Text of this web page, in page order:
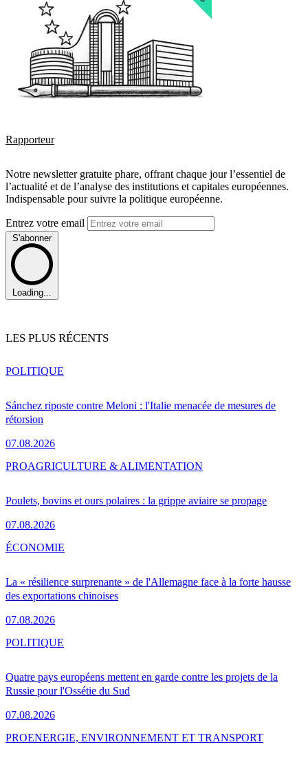
Rapporteur
Notre newsletter gratuite phare, offrant chaque jour l’essentiel de
l’actualité et de l’analyse des institutions et capitales européennes.
Indispensable pour suivre la politique européenne.
Entrez votre email
S'abonner
Loading...
LES PLUS RÉCENTS
Sánchez riposte contre Meloni : l'Italie menacée de mesures de
rétorsion
07.08.2026
POLITIQUE
Poulets, bovins et ours polaires : la grippe aviaire se propage
07.08.2026
PROAGRICULTURE & ALIMENTATION
La « résilience surprenante » de l'Allemagne face à la forte hausse
des exportations chinoises
07.08.2026
ÉCONOMIE
Quatre pays européens mettent en garde contre les projets de la
Russie pour l'Ossétie du Sud
07.08.2026
POLITIQUE
PROENERGIE, ENVIRONNEMENT ET TRANSPORT